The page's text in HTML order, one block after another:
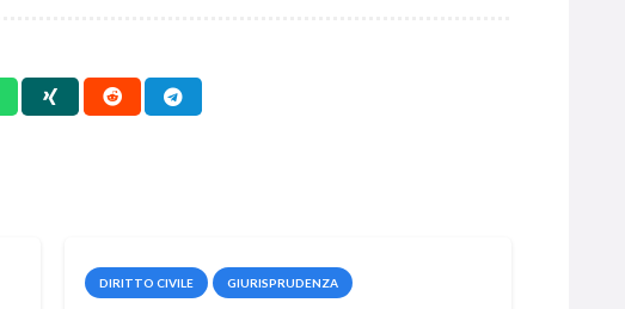
DIRITTO CIVILE GIURISPRUDENZA